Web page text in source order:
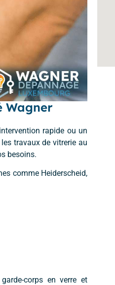
Wagner
rapide ou un
travaux de vitrerie au
besoins.
comme Heiderscheid,
corps en verre et